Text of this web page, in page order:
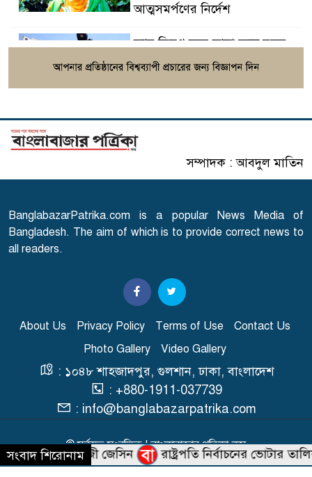
আত্মসমর্পণের নির্দেশ
র‍্যাব বিলুপ্ত করে আনা হচ্ছে নতুন
বাহিনী, খসড়া আইন প্রকাশ
সৌদির নতুন নিয়ম
৬
এসএসসি পরীক্ষার ফল প্রকাশের
৭
সারাদেশে হামের উপসর্গ নিয়ে
৮
স্বাভাবিক হচ্ছে গ্যাস সরবরাহ
'২০ অগাস্ট রাষ্ট্রপতি নির্বাচন'
সম্পাদক : আবদুল মাতিন
BanglabazarPatrika.com is a popular News Media of
Bangladesh. The aim of which is to provide correct news to
all readers.
About Us Privacy Policy Terms of Use
Contact Us
Photo Gallery
Video Gallery
: ১০৪৮ শাহজাদপুর, গুলশান, ঢাকা, বাংলাদেশ
: +880-1911-037739
: info@banglabazarpatrika.com
© সর্বস্বত্ব সংরক্ষিত | বাংলাবাজার পত্রিকা.কম
Developed & Maintained BY Macrosys
সংবাদ শিরোনামকাজী জেসিন রাষ্ট্রপতি নির্বাচনের ভোটার